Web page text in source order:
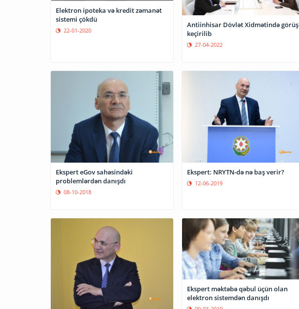
Elektron ipoteka və kredit zəmanət
sistemi çökdü
22-01-2020
Antiinhisar Dövlət Xidmətində görüş
keçirilib
27-04-2022
Ekspert eGov sahəsindəki
problemlərdən danışdı
08-10-2018
Ekspert: NRYTN-də nə baş verir?
12-06-2019
Ekspert məktəbə qəbul üçün olan
elektron sistemdən danışdı